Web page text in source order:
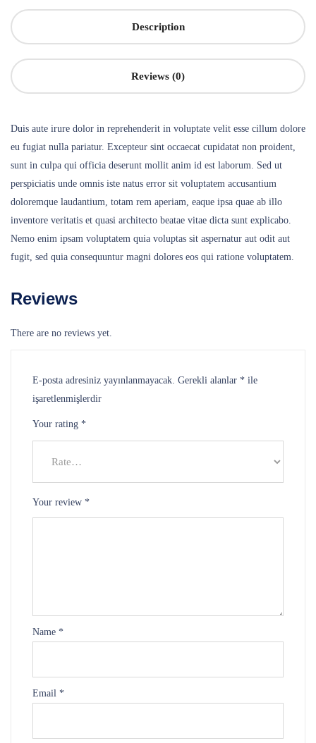
Description
Reviews (0)
Duis aute irure dolor in reprehenderit in voluptate velit esse cillum dolore
eu fugiat nulla pariatur. Excepteur sint occaecat cupidatat non proident,
sunt in culpa qui officia deserunt mollit anim id est laborum. Sed ut
perspiciatis unde omnis iste natus error sit voluptatem accusantium
doloremque laudantium, totam rem aperiam, eaque ipsa quae ab illo
inventore veritatis et quasi architecto beatae vitae dicta sunt explicabo.
Nemo enim ipsam voluptatem quia voluptas sit aspernatur aut odit aut
fugit, sed quia consequuntur magni dolores eos qui ratione voluptatem.
Reviews
There are no reviews yet.
E-posta adresiniz yayınlanmayacak. Gerekli alanlar * ile
işaretlenmişlerdir
Your rating *
Your review *
Name *
Email *